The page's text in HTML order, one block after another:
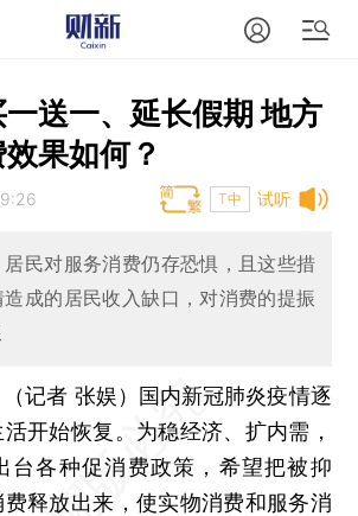
送一、延长假期 地方
果如何？
试听
T中
民对服务消费仍存恐惧，且这些措
成的居民收入缺口，对消费的提振
记者 张娱）
国内新冠肺炎疫情逐
开始恢复。为稳经济、扩内需，
台各种促消费政策，希望把被抑
释放出来，使实物消费和服务消